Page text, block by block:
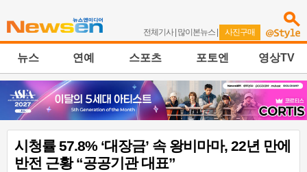
전체기사| 많이본뉴스 | 사진구매
뉴스 연예 스포츠 포토엔 영상TV
시청률 57.8% ‘대장금’ 속 왕비마마, 22년 만에
반전 근황 “공공기관 대표”